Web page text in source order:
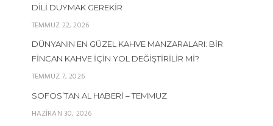
DILI DUYMAK GEREKIR
TEMMUZ 22, 2026
DÜNYANIN EN GÜZEL KAHVE MANZARALARI: BIR
FINCAN KAHVE İÇIN YOL DEĞIŞTIRILIR MI?
TEMMUZ 7, 2026
SOFOS’TAN AL HABERI – TEMMUZ
HAZIRAN 30, 2026